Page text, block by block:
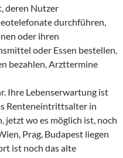
deren Nutzer
durchführen,
oder ihren
oder Essen bestellen,
bezahlen, Arzttermine
Ihre Lebenserwartung ist
Renteneintrittsalter in
jetzt wo es möglich ist, noch
Prag, Budapest liegen
ist noch das alte